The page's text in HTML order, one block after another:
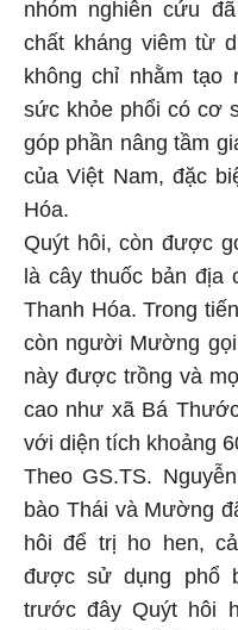
nhóm nghiên cứu
chất kháng viêm từ
không chỉ nhằm
sức khỏe phổi có cơ
góp phần nâng tầm
của Việt Nam, đặc
Hóa.
Quýt hôi, còn được
là cây thuốc bản địa
Thanh Hóa. Trong
còn người Mường gọi
này được trồng và
cao như xã Bá
với diện tích khoảng
Theo GS.TS.
bào Thái và Mường
hôi để trị ho hen,
được sử dụng phổ
trước đây Quýt hôi